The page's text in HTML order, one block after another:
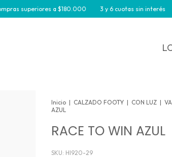
a $180.000 3 y 6 cuotas sin interés 10%
Inicio | CALZADO FOOTY | CON LUZ |
AZUL
RACE TO WIN AZUL
SKU: HI920-29